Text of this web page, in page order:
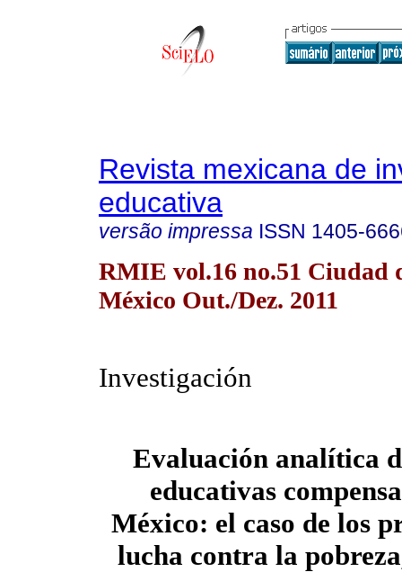
Revista mexicana de
educativa
versão impressa ISSN 1405-
RMIE vol.16 no.51 Ciudad
México Out./Dez. 2011
Investigación
Evaluación analítica
educativas
México: el caso de los
lucha contra la